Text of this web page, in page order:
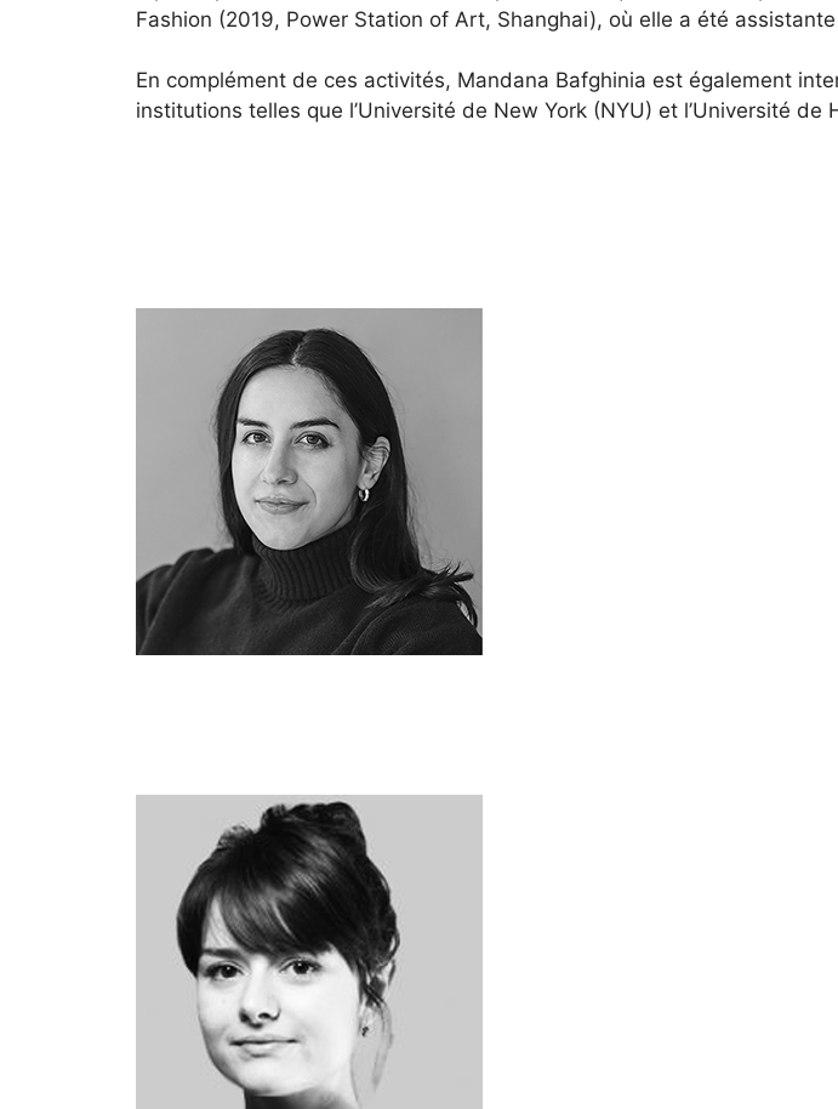
Fashion (2019, Power Station of Art, Shanghai), où elle a été
En complément de ces activités, Mandana Bafghinia est également
institutions telles que l’Université de New York (NYU) et l’Université de